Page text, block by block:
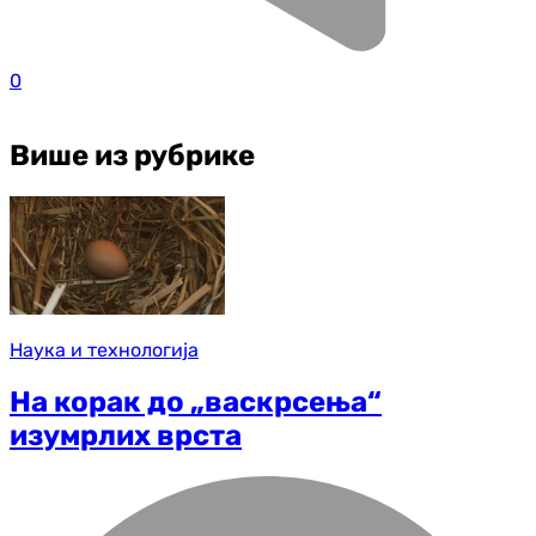
0
Више из рубрике
Наука и технологија
На корак до „васкрсења“
изумрлих врста